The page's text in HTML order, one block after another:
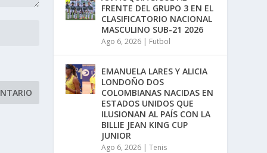
FRENTE DEL GRUPO 3 EN EL
CLASIFICATORIO NACIONAL
MASCULINO SUB-21 2026
Ago 6, 2026 | Futbol
EMANUELA LARES Y ALICIA
LONDOÑO DOS
COLOMBIANAS NACIDAS EN
ESTADOS UNIDOS QUE
ILUSIONAN AL PAÍS CON LA
BILLIE JEAN KING CUP
JUNIOR
Ago 6, 2026 |Tenis